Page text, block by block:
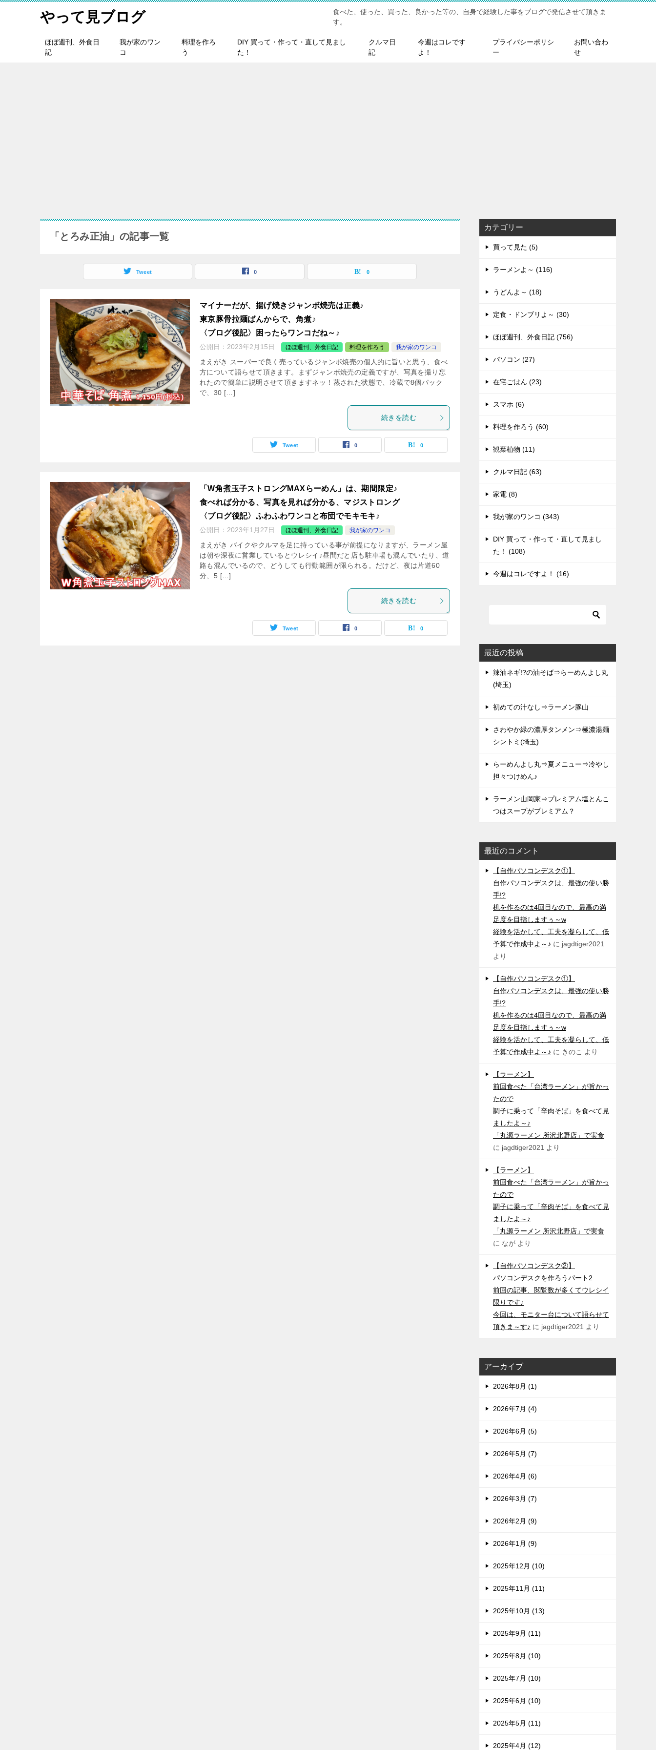
やって見ブログ
食べた、使った、買った、良かった等の、自身で経験した事をブログで発信させて頂きま
す。
ほぼ週刊、外食日
記
我が家のワン
コ
料理を作ろ
う
DIY 買って・作って・直して見まし
た！
クルマ日
記
今週はコレです
よ！
プライバシーポリシ
ー
お問い合わ
せ
「とろみ正油」の記事一覧
Tweet 0 0
マイナーだが、揚げ焼きジャンボ焼売は正義♪
東京豚骨拉麺ばんからで、角煮♪
〈ブログ後記〉困ったらワンコだね～♪
公開日： 2023年2月15日 ほぼ週刊、外食日記 料理を作ろう 我が家のワンコ
まえがき スーパーで良く売っているジャンボ焼売の個人的に旨いと思う、食べ
方について語らせて頂きます。まずジャンボ焼売の定義ですが、写真を撮り忘
れたので簡単に説明させて頂きますネッ！蒸された状態で、冷蔵で8個パック
で、30 […]
続きを読む
Tweet 0 0
「W角煮玉子ストロングMAXらーめん」は、期間限定♪
食べれば分かる、写真を見れば分かる、マジストロング
〈ブログ後記〉ふわふわワンコと布団でモキモキ♪
公開日： 2023年1月27日 ほぼ週刊、外食日記 我が家のワンコ
まえがき バイクやクルマを足に持っている事が前提になりますが、ラーメン屋
は朝や深夜に営業しているとウレシイ♪昼間だと店も駐車場も混んでいたり、道
路も混んでいるので、どうしても行動範囲が限られる。だけど、夜は片道60
分、5 […]
続きを読む
Tweet 0 0
カテゴリー
買って見た (5)
ラーメンよ～ (116)
うどんよ～ (18)
定食・ドンブリよ～ (30)
ほぼ週刊、外食日記 (756)
パソコン (27)
在宅ごはん (23)
スマホ (6)
料理を作ろう (60)
観葉植物 (11)
クルマ日記 (63)
家電 (8)
我が家のワンコ (343)
DIY 買って・作って・直して見まし
た！ (108)
今週はコレですよ！ (16)
最近の投稿
辣油ネギ!?の油そば⇒らーめんよし丸
(埼玉)
初めての汁なし⇒ラーメン豚山
さわやか緑の濃厚タンメン⇒極濃湯麺
シントミ(埼玉)
らーめんよし丸⇒夏メニュー⇒冷やし
担々つけめん♪
ラーメン山岡家⇒プレミアム塩とんこ
つはスープがプレミアム？
最近のコメント
【自作パソコンデスク①】
自作パソコンデスクは、最強の使い勝
手!?
机を作るのは4回目なので、最高の満
足度を目指しますぅ～w
経験を活かして、工夫を凝らして、低
予算で作成中よ～♪ に jagdtiger2021
より
【自作パソコンデスク①】
自作パソコンデスクは、最強の使い勝
手!?
机を作るのは4回目なので、最高の満
足度を目指しますぅ～w
経験を活かして、工夫を凝らして、低
予算で作成中よ～♪ に きのこ より
【ラーメン】
前回食べた「台湾ラーメン」が旨かっ
たので
調子に乗って「辛肉そば」を食べて見
ましたよ～♪
「丸源ラーメン 所沢北野店」で実食
に jagdtiger2021 より
【ラーメン】
前回食べた「台湾ラーメン」が旨かっ
たので
調子に乗って「辛肉そば」を食べて見
ましたよ～♪
「丸源ラーメン 所沢北野店」で実食
に なが より
【自作パソコンデスク②】
パソコンデスクを作ろうパート2
前回の記事、閲覧数が多くてウレシイ
限りです♪
今回は、モニター台について語らせて
頂きま～す♪ に jagdtiger2021 より
アーカイブ
2026年8月 (1)
2026年7月 (4)
2026年6月 (5)
2026年5月 (7)
2026年4月 (6)
2026年3月 (7)
2026年2月 (9)
2026年1月 (9)
2025年12月 (10)
2025年11月 (11)
2025年10月 (13)
2025年9月 (11)
2025年8月 (10)
2025年7月 (10)
2025年6月 (10)
2025年5月 (11)
2025年4月 (12)